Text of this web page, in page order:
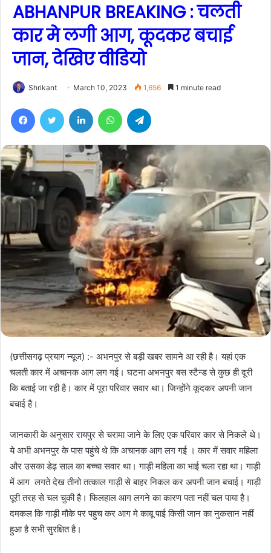
ABHANPUR BREAKING : चलती
कार मे लगी आग, कूदकर बचाई
जान, देखिए वीडियो
Shrikant March 10, 2023 1,656 1 minute read
(छत्तीसगढ़ प्रयाग न्यूज) :- अभनपुर से बड़ी खबर सामने आ रही है। यहां एक
चलती कार में अचानक आग लग गई। घटना अभनपुर बस स्टैन्ड से कुछ ही दूरी
कि बताई जा रही है। कार में पूरा परिवार सवार था। जिन्होंने कूदकर अपनी जान
बचाई है।
जानकारी के अनुसार रायपुर से चरामा जाने के लिए एक परिवार कार से निकले थे।
ये अभी अभनपुर के पास पहुंचे थे कि अचानक आग लग गई । कार में सवार महिला
और उसका डेढ़ साल का बच्चा सवार था। गाड़ी महिला का भाई चला रहा था। गाड़ी
में आग लगते देख तीनो तत्काल गाड़ी से बाहर निकल कर अपनी जान बचाई। गाड़ी
पूरी तरह से चल चुकी है। फिलहाल आग लगने का कारण पता नहीं चल पाया है।
दमकल कि गाड़ी मौके पर पहुच कर आग मे काबू पाई किसी जान का नुकसान नहीं
हुआ है सभी सुरक्षित है।